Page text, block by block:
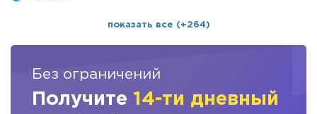
показать все (+264)
Без ограничений
Получите 14-ти дневный